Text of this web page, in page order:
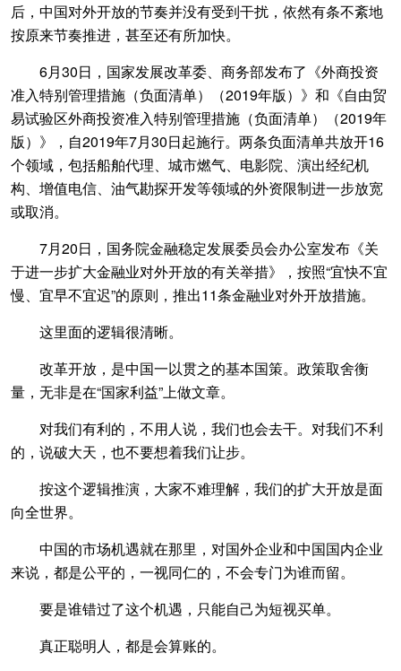
后，中国对外开放的节奏并没有受到干扰，依然有条不紊地
按原来节奏推进，甚至还有所加快。
6月30日，国家发展改革委、商务部发布了《外商投资
准入特别管理措施（负面清单）（2019年版）》和《自由贸
易试验区外商投资准入特别管理措施（负面清单）（2019年
版）》，自2019年7月30日起施行。两条负面清单共放开16
个领域，包括船舶代理、城市燃气、电影院、演出经纪机
构、增值电信、油气勘探开发等领域的外资限制进一步放宽
或取消。
7月20日，国务院金融稳定发展委员会办公室发布《关
于进一步扩大金融业对外开放的有关举措》，按照“宜快不宜
慢、宜早不宜迟”的原则，推出11条金融业对外开放措施。
这里面的逻辑很清晰。
改革开放，是中国一以贯之的基本国策。政策取舍衡
量，无非是在“国家利益”上做文章。
对我们有利的，不用人说，我们也会去干。对我们不利
的，说破大天，也不要想着我们让步。
按这个逻辑推演，大家不难理解，我们的扩大开放是面
向全世界。
中国的市场机遇就在那里，对国外企业和中国国内企业
来说，都是公平的，一视同仁的，不会专门为谁而留。
要是谁错过了这个机遇，只能自己为短视买单。
真正聪明人，都是会算账的。